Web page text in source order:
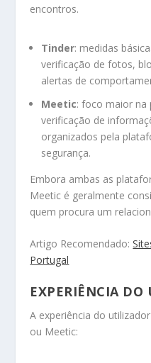
encontros.
Tinder: medidas
verificação de fotos,
alertas de
Meetic: foco maior na
verificação de
organizados pela
segurança.
Embora ambas as
Meetic é geralmente
quem procura um
Artigo Recomendado:
Portugal
EXPERIÊNCIA DO
A experiência do
ou Meetic: